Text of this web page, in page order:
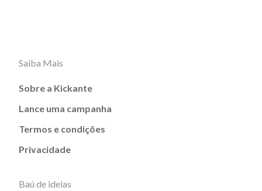
Saiba Mais
Sobre a Kickante
Lance uma campanha
Termos e condições
Privacidade
Baú de ideias